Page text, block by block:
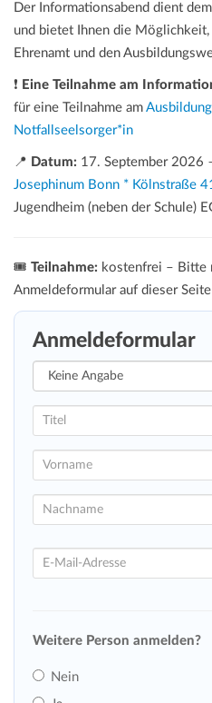
Der Informationsabend dient
und bietet Ihnen die
Ehrenamt und den
❗ Eine Teilnahme am
für eine Teilnahme am
Notfallseelsorger*in
📍 Datum: 17. September 2026
Josephinum Bonn * Kölnstraße
Jugendheim (neben der Schule)
🎟️ Teilnahme: kostenfrei – Bitte
Anmeldeformular auf dieser
Anmeldeformular
Weitere Person anmelden?
Nein